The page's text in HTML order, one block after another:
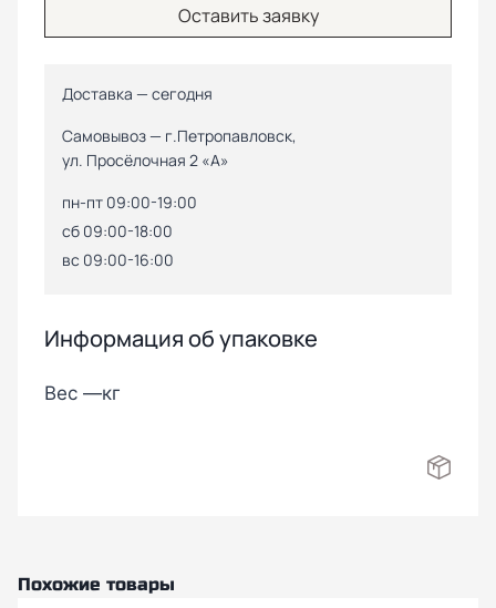
Оставить заявку
Доставка — сегодня
Самовывоз — г.Петропавловск,
ул. Просёлочная 2 «А»
пн-пт 09:00-19:00
сб 09:00-18:00
вс 09:00-16:00
Информация об упаковке
Вес —кг
Похожие товары